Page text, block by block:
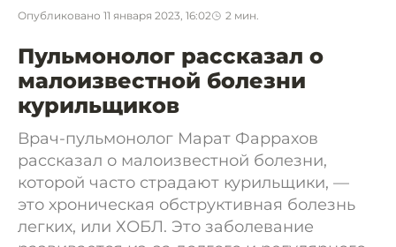
Опубликовано 11 января 2023, 16:02 2 мин.
Пульмонолог рассказал о
малоизвестной болезни
курильщиков
Врач-пульмонолог Марат Фаррахов
рассказал о малоизвестной болезни,
которой часто страдают курильщики, —
это хроническая обструктивная болезнь
легких, или ХОБЛ. Это заболевание